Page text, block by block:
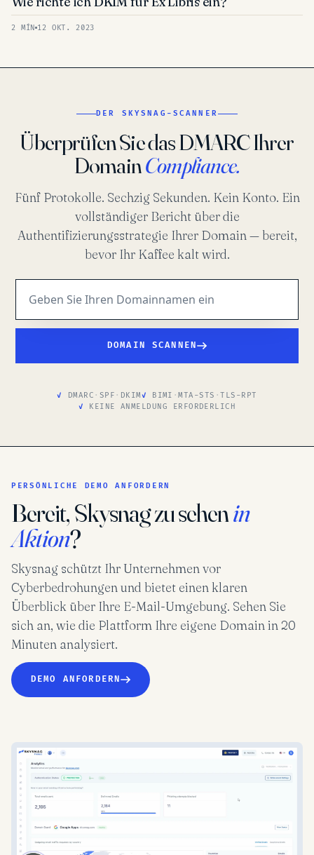
2 MÍN 12 OKT. 2023
DER SKYSNAG-SCANNER
Überprüfen Sie das DMARC Ihrer
DomainCompliance.
Fünf Protokolle. Sechzig Sekunden. Kein Konto. Ein
vollständiger Bericht über die
Authentifizierungsstrategie Ihrer Domain — bereit,
bevor Ihr Kaffee kalt wird.
DOMAIN SCANNEN
DMARC · SPF · DKIM BIMI ·MTA-STS ·TLS-RPT
KEINE ANMELDUNG ERFORDERLICH
PERSÖNLICHE DEMO ANFORDERN
Bereit, Skysnag zu sehenin
Aktion?
Skysnag schützt Ihr Unternehmen vor
Cyberbedrohungen und bietet einen klaren
Überblick über Ihre E-Mail-Umgebung. Sehen Sie
sich an, wie die Plattform Ihre eigene Domain in 20
Minuten analysiert.
DEMO ANFORDERN